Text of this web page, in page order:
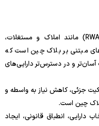
توکن کردن دارایی‌های دنیای واقعی (RWA) مانند املاک و مستغلات،
مبتنی بر بلاک چین است که
و در دسترس‌تر دارایی‌های
جزئی، کاهش نیاز به واسطه و
چین است.
دارایی، انطباق قانونی، ایجاد